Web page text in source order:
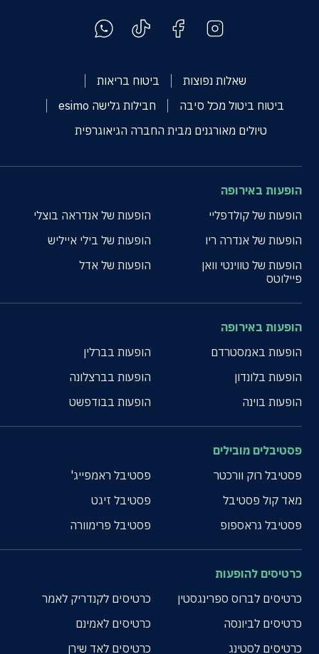
שאלות נפוצות
ביטוח בריאות
ביטוח ביטול מכל סיבה
חבילות גלישה esimo
טיולים מאורגנים מבית החברה הגיאוגרפית
הופעות באירופה
הופעות של קולדפליי
הופעות של אנדראה בוצלי
הופעות של אנדרה ריו
הופעות של בילי אייליש
הופעות של טווינטי וואן
פיילוטס
הופעות של אדל
הופעות באירופה
הופעות באמסטרדם
הופעות בברלין
הופעות בלונדון
הופעות בברצלונה
הופעות בוינה
הופעות בבודפשט
פסטיבלים מובילים
פסטיבל רוק וורכטר
פסטיבל ראמפייג'
מאד קול פסטיבל
פסטיבל זיגט
פסטיבל גראספופ
פסטיבל פרימוורה
כרטיסים להופעות
כרטיסים לברוס ספרינגסטין
כרטיסים לקנדריק לאמר
כרטיסים לביונסה
כרטיסים לאמינם
כרטיסים לסטינג
כרטיסים לאד שירן